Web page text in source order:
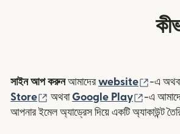
সাইন আপ করুনআমাদেরwebsite (নতুন
-এ
Store
(নতুন উইন্ডোতে খুলবে)
অথবা Google Play (নতুন
-এ
আপনার ইমেল অ্যাড্রেস দিয়ে একটি অ্যাকাউন্ট